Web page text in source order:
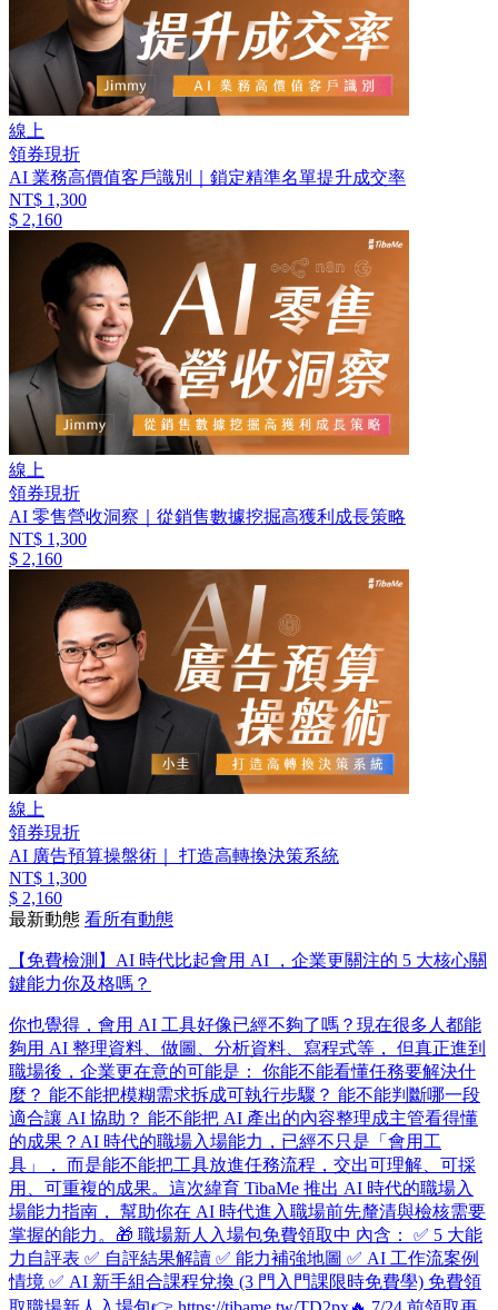
線上
領券現折
AI 業務高價值客戶識別｜鎖定精準名單提升成交率
NT$ 1,300
$ 2,160
線上
領券現折
AI 零售營收洞察｜從銷售數據挖掘高獲利成長策略
NT$ 1,300
$ 2,160
線上
領券現折
AI 廣告預算操盤術｜ 打造高轉換決策系統
NT$ 1,300
$ 2,160
最新動態 看所有動態
【免費檢測】AI 時代比起會用 AI ，企業更關注的 5 大核心關
鍵能力你及格嗎？
你也覺得，會用 AI 工具好像已經不夠了嗎？ ​ 現在很多人都能
夠用 AI 整理資料、做圖、分析資料、寫程式等， 但真正進到
職場後，企業更在意的可能是： 你能不能看懂任務要解決什
麼？ 能不能把模糊需求拆成可執行步驟？ 能不能判斷哪一段
適合讓 AI 協助？ 能不能把 AI 產出的內容整理成主管看得懂
的成果？ ​ AI 時代的職場入場能力，已經不只是「會用工
具」， 而是能不能把工具放進任務流程，交出可理解、可採
用、可重複的成果。 ​ 這次緯育 TibaMe 推出 AI 時代的職場入
場能力指南， 幫助你在 AI 時代進入職場前先釐清與檢核需要
掌握的能力。 ​ 🎁 職場新人入場包免費領取中 內含： ✅ 5 大能
力自評表 ✅ 自評結果解讀 ✅ 能力補強地圖 ✅ AI 工作流案例
情境 ✅ AI 新手組合課程兌換 (3 門入門課限時免費學) 免費領